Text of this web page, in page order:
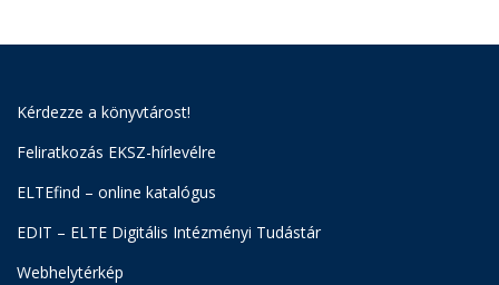
Kérdezze a könyvtárost!
Feliratkozás EKSZ-hírlevélre
ELTEfind – online katalógus
EDIT – ELTE Digitális Intézményi Tudástár
Webhelytérkép